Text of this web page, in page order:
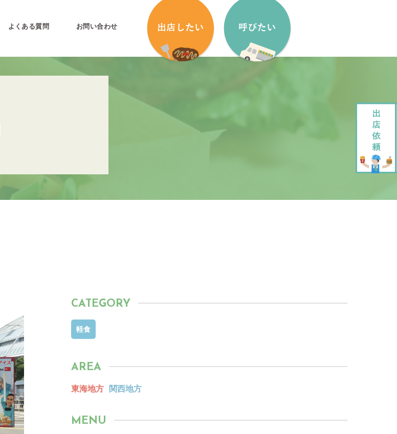
よくある質問 お問い合わせ
加盟申し込みフォーム
出店依頼フォーム
CATEGORY
軽食
AREA
東海地方 関西地方
MENU